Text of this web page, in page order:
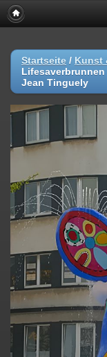
Startseite / Kunst
Jean Tinguely